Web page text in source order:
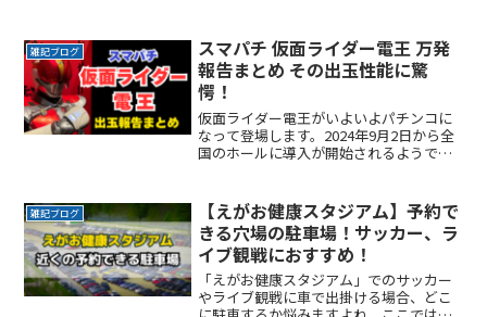
く近くに停めたい時間料金を気にせずイ
ベントを楽しみたい駐車場をReadMore...
雑記ブログ
スマパチ 仮面ライダー電王 万発
報告まとめ その出玉性能に驚
愕！
仮面ライダー電王がいよいよパチンコに
なって登場します。2024年9月2日から全
国のホールに導入が開始されるようです
回の仮面ライダー電王は歴代の仮面ライ
ダーラインキングでReadMore...
雑記ブログ
【えがお健康スタジアム】予約で
きる穴場の駐車場！サッカー、ラ
イブ観戦におすすめ！
「えがお健康スタジアム」でのサッカー
やライブ観戦に車で出掛ける場合、どこ